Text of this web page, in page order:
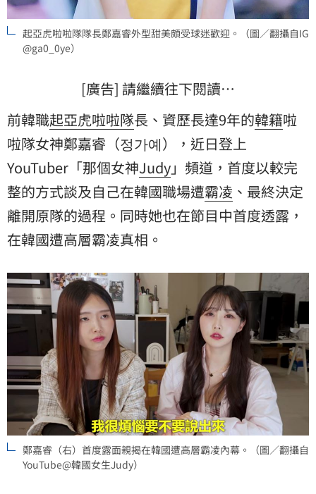
起亞虎啦啦隊隊長鄭嘉睿外型甜美頗受球迷歡迎。（圖／翻攝自IG
@ga0_0ye）
[廣告] 請繼續往下閱讀…
前韓職起亞虎啦啦隊長、資歷長達9年的韓籍啦
啦隊女神鄭嘉睿（정가예），近日登上
YouTuber「那個女神Judy」頻道，首度以較完
整的方式談及自己在韓國職場遭霸凌 、最終決定
離開原隊的過程。同時她也在節目中首度透露，
在韓國遭高層霸凌真相。
鄭嘉睿（右）首度露面親揭在韓國遭高層霸凌內幕。（圖／翻攝自
YouTube@韓國女生Judy）